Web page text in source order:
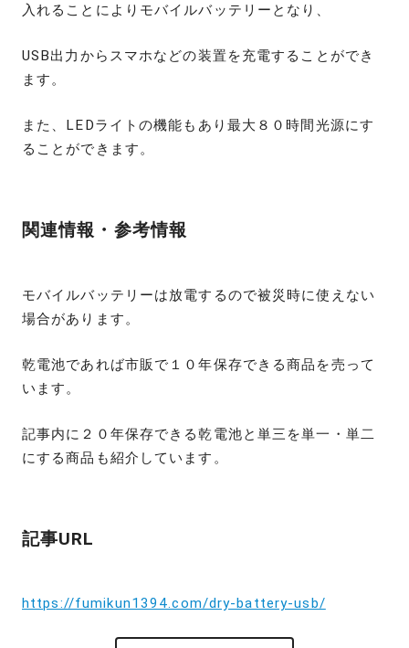
入れることによりモバイルバッテリーとなり、
USB出力からスマホなどの装置を充電することができ
ます。
また、LEDライトの機能もあり最大８０時間光源にす
ることができます。
関連情報・参考情報
モバイルバッテリーは放電するので被災時に使えない
場合があります。
乾電池であれば市販で１０年保存できる商品を売って
います。
記事内に２０年保存できる乾電池と単三を単一・単二
にする商品も紹介しています。
記事URL
https://fumikun1394.com/dry-battery-usb/